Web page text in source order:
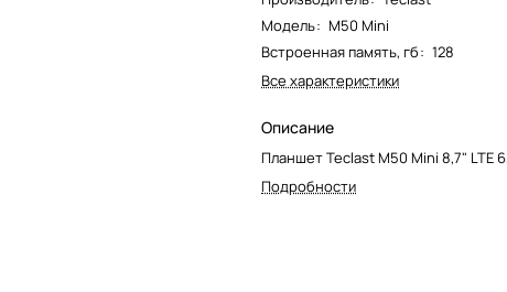
Модель: M50 Mini
Встроенная память, гб: 128
Все характеристики
Описание
Планшет Teclast M50 Mini 8,7" LTE
Подробности